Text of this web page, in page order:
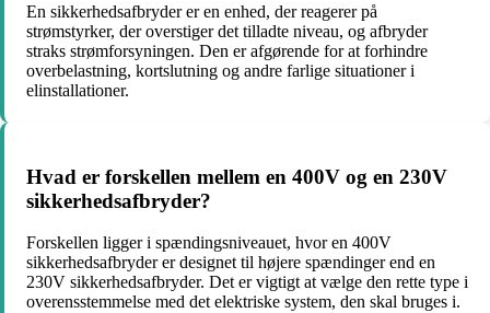
En sikkerhedsafbryder er en enhed, der reagerer på
strømstyrker, der overstiger det tilladte niveau, og afbryder
straks strømforsyningen. Den er afgørende for at forhindre
overbelastning, kortslutning og andre farlige situationer i
elinstallationer.
Hvad er forskellen mellem en 400V og en 230V
sikkerhedsafbryder?
Forskellen ligger i spændingsniveauet, hvor en 400V
sikkerhedsafbryder er designet til højere spændinger end en
230V sikkerhedsafbryder. Det er vigtigt at vælge den rette type i
overensstemmelse med det elektriske system, den skal bruges i.